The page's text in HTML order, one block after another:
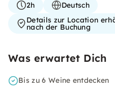
2h
Deutsch
Details zur Location
nach der Buchung
Was erwartet Dich
Bis zu 6 Weine entdecken